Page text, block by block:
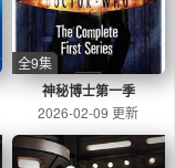
神秘博士第一季
全9集
2026-02-09 更新